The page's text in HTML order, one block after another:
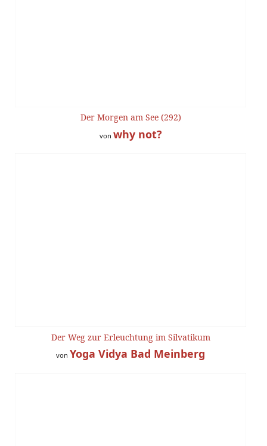
Der Morgen am See (292)
von why not?
Der Weg zur Erleuchtung im Silvatikum
von Yoga Vidya Bad Meinberg